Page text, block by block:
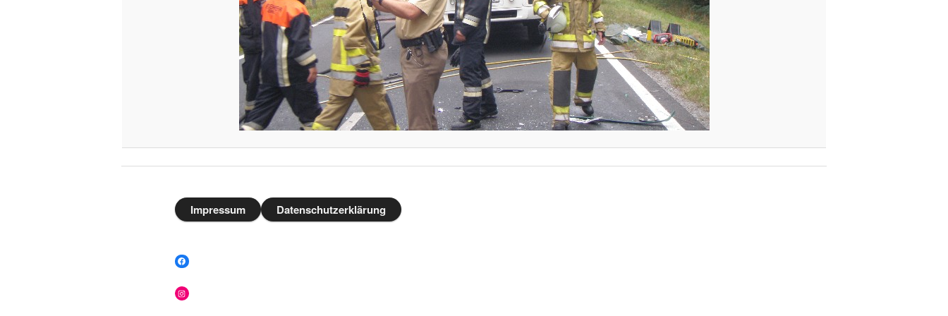
Impressum Datenschutzerklärung
Facebook
Instagram